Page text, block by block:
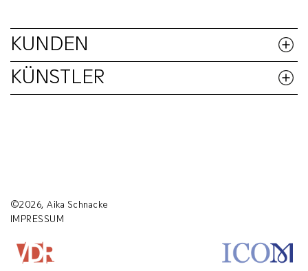
KUNDEN
KÜNSTLER
©2026, Aika Schnacke
IMPRESSUM